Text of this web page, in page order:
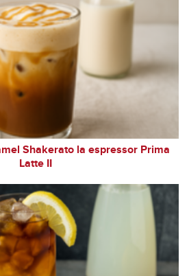
Shakerato la espressor Prima
Latte II